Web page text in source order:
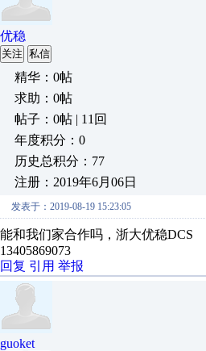
优稳
关注 私信
精华：0帖
求助：0帖
帖子：0帖 | 11回
年度积分：0
历史总积分：77
注册：2019年6月06日
发表于：2019-08-19 15:23:05
能和我们家合作吗，浙大优稳DCS
13405869073
回复 引用 举报
guoket